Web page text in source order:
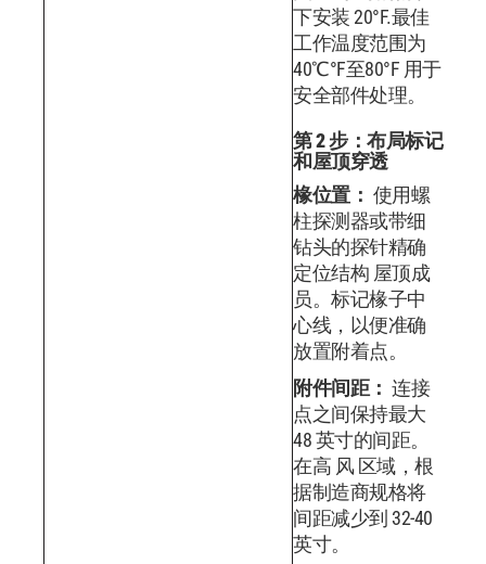
下安装 20°F.最佳
工作温度范围为
40℃°F至80°F 用于
安全部件处理。
第 2 步：布局标记
和屋顶穿透
椽位置： 使用螺
柱探测器或带细
钻头的探针精确
定位结构 屋顶成
员。标记椽子中
心线，以便准确
放置附着点。
附件间距： 连接
点之间保持最大
48 英寸的间距。
在高 风 区域，根
据制造商规格将
间距减少到 32-40
英寸。